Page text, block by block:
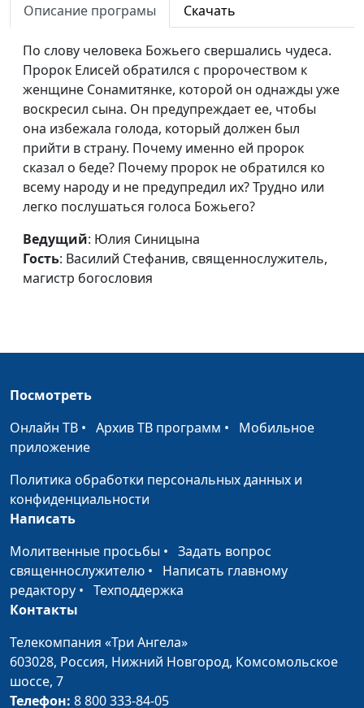
Елисей. Пророк в Израиле.
Обращение Неемана
Юлия Синицына,
Василий Стефанив,
священнослужитель,
магистр богословия
Елисей. Благословение
жертвенности
Юлия Синицына,
Василий Стефанив,
священнослужитель,
магистр богословия
Елисей. Благословенная
Сонамитянка
Юлия Синицына,
магистр богословия
Елисей. Живительный
священнослужитель,
Елисей. Дух вдвойне
Юлия Синицына,
магистр богословия
Призвание Елисея
Юлия Синицына,
Илия. Веяние тихого ветра
Юлия Синицына,
Описание програмы Скачать
По слову человека Божьего свершались чудеса.
Пророк Елисей обратился с пророчеством к
женщине Сонамитянке, которой он однажды уже
воскресил сына. Он предупреждает ее, чтобы
она избежала голода, который должен был
прийти в страну. Почему именно ей пророк
сказал о беде? Почему пророк не обратился ко
всему народу и не предупредил их? Трудно или
легко послушаться голоса Божьего?
Ведущий: Юлия Синицына
Гость: Василий Стефанив, священнослужитель,
магистр богословия
Посмотреть
Онлайн ТВ • Архив ТВ программ • Мобильное
приложение
Политика обработки персональных данных и
конфиденциальности
Написать
Молитвенные просьбы • Задать вопрос
священнослужителю • Написать главному
редактору • Техподдержка
Контакты
Телекомпания «Три Ангела»
603028, Россия, Нижний Новгород, Комсомольское
шоссе, 7
Телефон: 8 800 333-84-05